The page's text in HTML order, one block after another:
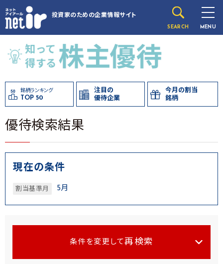
投資家のための企業情報サイト
SEARCH MENU
銘柄ランキング
TOP 50
注目の
優待企業
今月の割当
銘柄
優待検索結果
現在の条件
割当基準月 5月
条件を変更して 再検索